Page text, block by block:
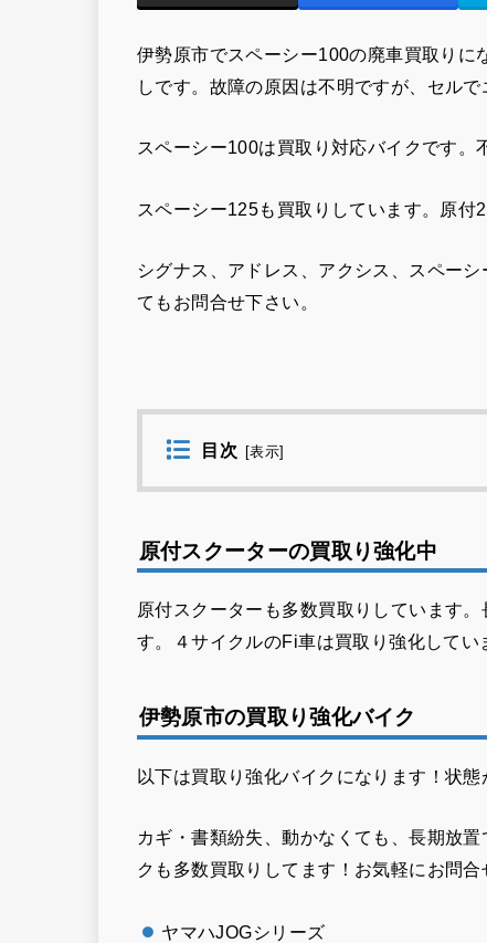
伊勢原市でスペーシー100の廃車買取りに
しです。故障の原因は不明ですが、セルで
スペーシー100は買取り対応バイクです。
スペーシー125も買取りしています。原付
シグナス、アドレス、アクシス、スペー
てもお問合せ下さい。
目次 [表示]
原付スクーターの買取り強化中
原付スクーターも多数買取りしています
す。４サイクルのFi車は買取り強化してい
伊勢原市の買取り強化バイク
以下は買取り強化バイクになります！状態
カギ・書類紛失、動かなくても、長期放
クも多数買取りしてます！お気軽にお問合
ヤマハJOGシリーズ